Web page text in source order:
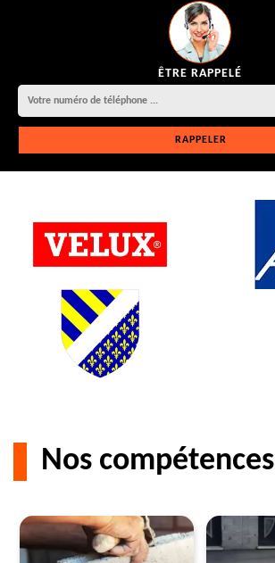
ÊTRE RAPPELÉ
Nos compétences